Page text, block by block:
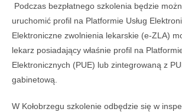
Podczas bezpłatnego szkolenia będzie
uruchomić profil na Platformie Usług
Elektroniczne zwolnienia lekarskie (e-ZLA)
lekarz posiadający właśnie profil na
Elektronicznych (PUE) lub zintegrowaną z
gabinetową.
W Kołobrzegu szkolenie odbędzie się w